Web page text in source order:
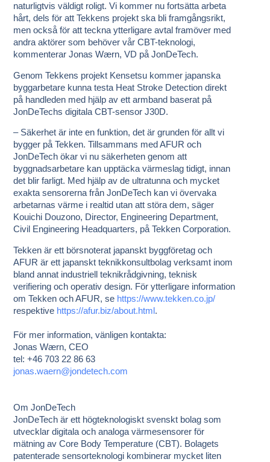
naturligtvis väldigt roligt. Vi kommer nu fortsätta arbeta
hårt, dels för att Tekkens projekt ska bli framgångsrikt,
men också för att teckna ytterligare avtal framöver med
andra aktörer som behöver vår CBT-teknologi,
kommenterar Jonas Wærn, VD på JonDeTech.
Genom Tekkens projekt Kensetsu kommer japanska
byggarbetare kunna testa Heat Stroke Detection direkt
på handleden med hjälp av ett armband baserat på
JonDeTechs digitala CBT-sensor J30D.
– Säkerhet är inte en funktion, det är grunden för allt vi
bygger på Tekken. Tillsammans med AFUR och
JonDeTech ökar vi nu säkerheten genom att
byggnadsarbetare kan upptäcka värmeslag tidigt, innan
det blir farligt. Med hjälp av de ultratunna och mycket
exakta sensorerna från JonDeTech kan vi övervaka
arbetarnas värme i realtid utan att störa dem, säger
Kouichi Douzono, Director, Engineering Department,
Civil Engineering Headquarters, på Tekken Corporation.
Tekken är ett börsnoterat japanskt byggföretag och
AFUR är ett japanskt teknikkonsultbolag verksamt inom
bland annat industriell teknikrådgivning, teknisk
verifiering och operativ design. För ytterligare information
om Tekken och AFUR, se https://www.tekken.co.jp/
respektive https://afur.biz/about.html.
För mer information, vänligen kontakta:
Jonas Wærn, CEO
tel: +46 703 22 86 63
jonas.waern@jondetech.com
Om JonDeTech
JonDeTech är ett högteknologiskt svenskt bolag som
utvecklar digitala och analoga värmesensorer för
mätning av Core Body Temperature (CBT). Bolagets
patenterade sensorteknologi kombinerar mycket liten